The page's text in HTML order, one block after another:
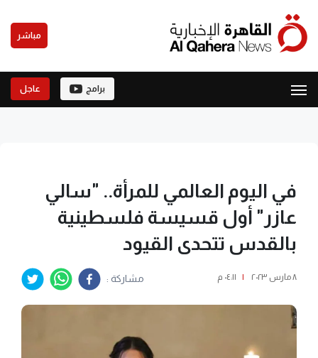
مباشر
برامج عاجل
في اليوم العالمي للمرأة.. "سالي
عازر" أول قسيسة فلسطينية
بالقدس تتحدى القيود
٨ مارس ٢٠٢٣ | ٠٤:١١ م مشاركة :